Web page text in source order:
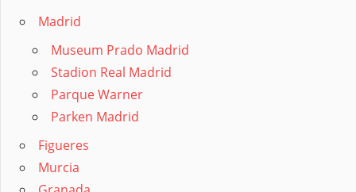
Madrid
Museum Prado Madrid
Stadion Real Madrid
Parque Warner
Parken Madrid
Figueres
Murcia